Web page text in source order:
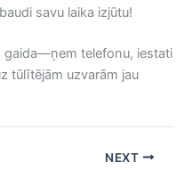
savu laika izjūtu!
gaida—ņem telefonu, iestati
tūlītējām uzvarām jau
NEXT